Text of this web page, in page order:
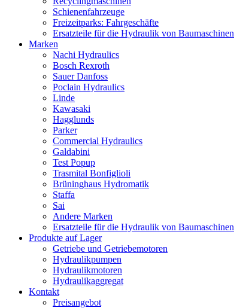
Schienenfahrzeuge
Freizeitparks: Fahrgeschäfte
Ersatzteile für die Hydraulik von Baumaschinen
Marken
Nachi Hydraulics
Bosch Rexroth
Sauer Danfoss
Poclain Hydraulics
Linde
Kawasaki
Hagglunds
Parker
Commercial Hydraulics
Galdabini
Test Popup
Trasmital Bonfiglioli
Brüninghaus Hydromatik
Staffa
Sai
Andere Marken
Ersatzteile für die Hydraulik von Baumaschinen
Produkte auf Lager
Getriebe und Getriebemotoren
Hydraulikpumpen
Hydraulikmotoren
Hydraulikaggregat
Kontakt
Preisangebot